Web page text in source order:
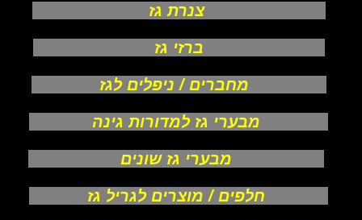
צנרת גז
ברזי גז
מחברים / ניפלים לגז
מבערי גז למדורות גינה
מבערי גז שונים
חלפים / מוצרים לגריל גז